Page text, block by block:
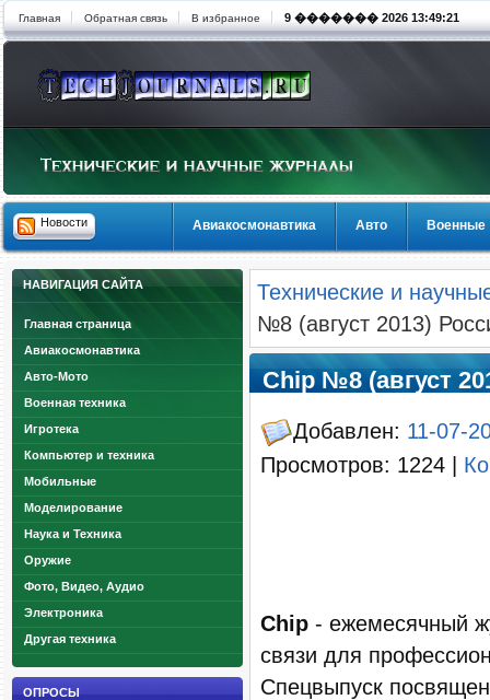
Главная Обратная связь В избранное 9 ������� 2026 13:49:21
Новости Авиакосмонавтика Авто Военные
НАВИГАЦИЯ САЙТА
Главная страница
Авиакосмонавтика
Авто-Мото
Военная техника
Игротека
Компьютер и техника
Мобильные
Моделирование
Наука и Техника
Оружие
Фото, Видео, Аудио
Электроника
Другая техника
ОПРОСЫ
Технические и
№8 (август 2013)
Chip №8 (август
Добавлен: 11-07-
Просмотров: 1224 |
Chip - ежемесячный
связи для
Спецвыпуск